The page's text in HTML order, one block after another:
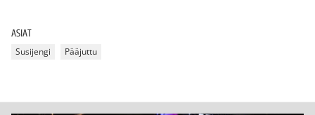
ASIAT
Susijengi Pääjuttu